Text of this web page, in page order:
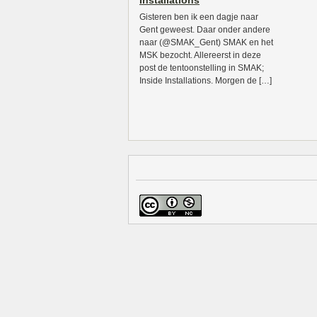
Gisteren ben ik een dagje naar
Gent geweest. Daar onder andere
naar (@SMAK_Gent) SMAK en het
MSK bezocht. Allereerst in deze
post de tentoonstelling in SMAK;
Inside Installations. Morgen de […]